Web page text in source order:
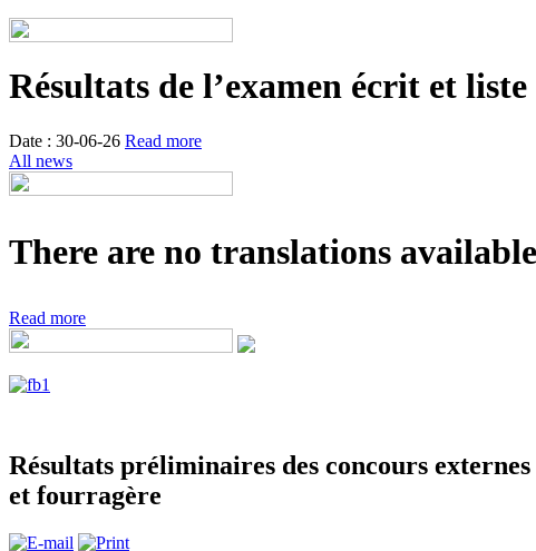
Résultats de l’examen écrit et
Date : 30-06-26 Read more
All news
There are no translations
Read more
Résultats préliminaires des concours
et fourragère